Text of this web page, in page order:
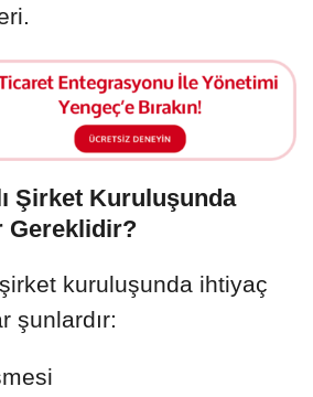
Şirket Kuruluşunda
Gereklidir?
şirket kuruluşunda ihtiyaç
şunlardır: